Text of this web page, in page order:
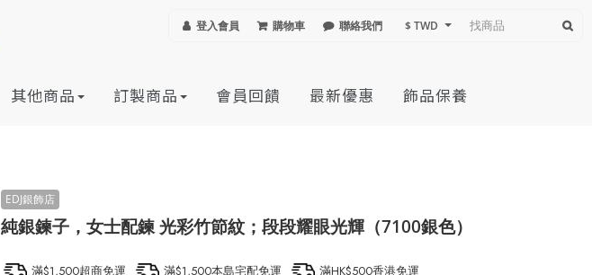
登入會員 購物車 聯絡我們 $ TWD
其他商品 訂製商品 會員回饋 最新優惠 飾品保養
純銀鍊子，女士配鍊 光彩竹節紋；段段耀眼光輝（7100銀色）
滿$1,500超商免運 滿$1,500本島宅配免運 滿HK$500香港免運